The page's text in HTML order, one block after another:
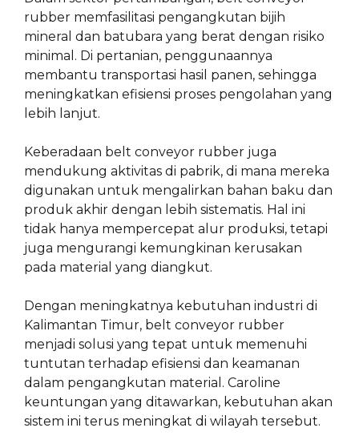
rubber memfasilitasi pengangkutan bijih
mineral dan batubara yang berat dengan risiko
minimal. Di pertanian, penggunaannya
membantu transportasi hasil panen, sehingga
meningkatkan efisiensi proses pengolahan yang
lebih lanjut.
Keberadaan belt conveyor rubber juga
mendukung aktivitas di pabrik, di mana mereka
digunakan untuk mengalirkan bahan baku dan
produk akhir dengan lebih sistematis. Hal ini
tidak hanya mempercepat alur produksi, tetapi
juga mengurangi kemungkinan kerusakan
pada material yang diangkut.
Dengan meningkatnya kebutuhan industri di
Kalimantan Timur, belt conveyor rubber
menjadi solusi yang tepat untuk memenuhi
tuntutan terhadap efisiensi dan keamanan
dalam pengangkutan material. Caroline
keuntungan yang ditawarkan, kebutuhan akan
sistem ini terus meningkat di wilayah tersebut.